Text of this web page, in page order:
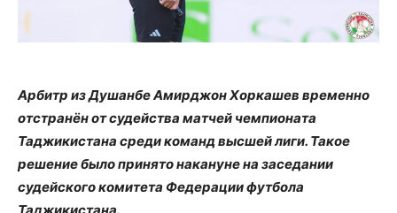
Арбитр из Душанбе Амирджон Хоркашев временно
отстранён от судейства матчей чемпионата
Таджикистана среди команд высшей лиги. Такое
решение было принято накануне на заседании
судейского комитета Федерации футбола